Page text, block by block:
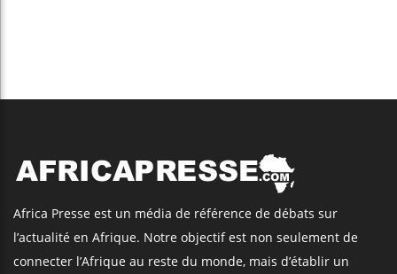
Africa Presse est un média de référence de débats sur
l’actualité en Afrique. Notre objectif est non seulement de
connecter l’Afrique au reste du monde, mais d’établir un